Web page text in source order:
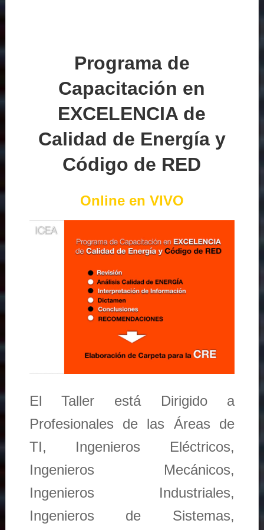
Programa de
Capacitación en
EXCELENCIA de
Calidad de Energía y
Código de RED
Online en VIVO
El Taller está Dirigido a
Profesionales de las Áreas de
TI, Ingenieros Eléctricos,
Ingenieros Mecánicos,
Ingenieros Industriales,
Ingenieros de Sistemas,